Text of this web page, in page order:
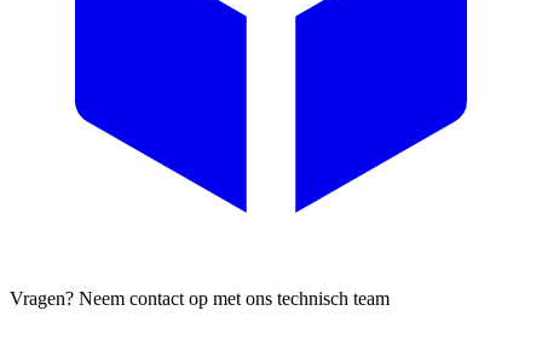
Vragen? Neem contact op met ons technisch team